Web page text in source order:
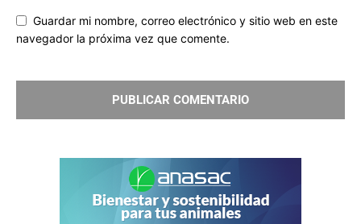
Guardar mi nombre, correo electrónico y sitio web en este
navegador la próxima vez que comente.